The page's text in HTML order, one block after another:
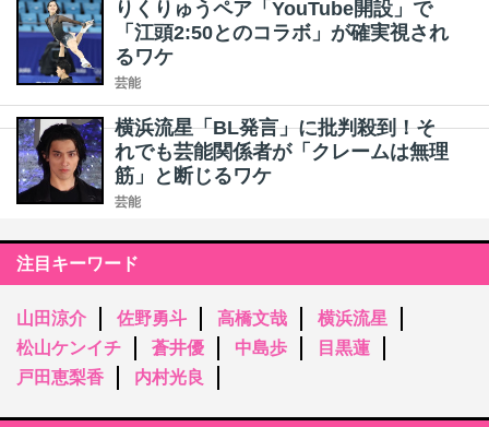
りくりゅうペア「YouTube開設」で
「江頭2:50とのコラボ」が確実視され
るワケ
芸能
横浜流星「BL発言」に批判殺到！そ
れでも芸能関係者が「クレームは無理
筋」と断じるワケ
芸能
注目キーワード
山田涼介 佐野勇斗 高橋文哉
横浜流星
松山ケンイチ
蒼井優 中島歩
目黒蓮
戸田恵梨香
内村光良